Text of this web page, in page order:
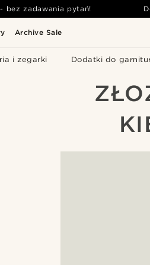
Archive Sale
i zegarki Dodatki do
zadawania pytań!